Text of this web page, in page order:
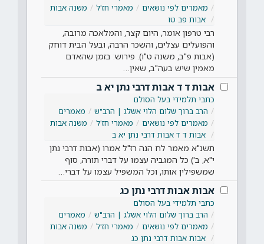
מאמרים לפי נושאים
מאמרי חז'ל
משנה אבות
אבות פב טו
רבי טרפון אומר, היום קצר, והמלאכה מרובה,
והפועלים עצלים, והשכר הרבה, ובעל הבית דוחק
(אבות פ"ב, משנה ט"ו). פירוש: בזמן שהאדם
מאמין שיש בעה"ב, שאין…
אבות ד ד אבות דרבי נתן יא ב
כתבי תלמידי בעל הסולם
הרב ברוך שלום הלוי אשלג | הרב"ש
מאמרים
מאמרים לפי נושאים
מאמרי חז'ל
משנה אבות
אבות ד ד אבות דרבי נתן יא ב
תשנ"א מאמר לח הנה רז"ל אמרו (אבות דרבי נתן
י"א, ב') כל המגביה עצמו על דברי תורה, סוף
שמשפילין אותו, וכל המשפיל עצמו על דברי…
אבות אבות דרבי נתן כג
כתבי תלמידי בעל הסולם
הרב ברוך שלום הלוי אשלג | הרב"ש
מאמרים
מאמרים לפי נושאים
מאמרי חז'ל
משנה אבות
אבות אבות דרבי נתן כג